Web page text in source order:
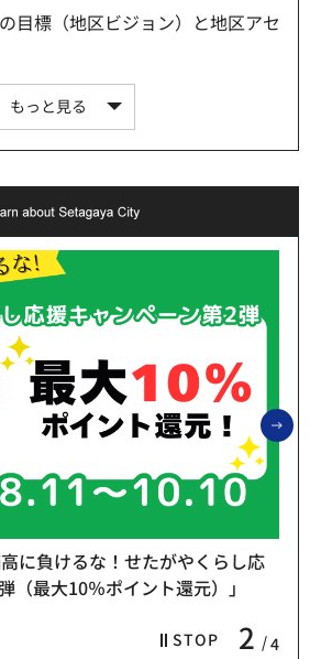
目標（地区ビジョン）と地区アセ
もっと見る
STOP 2 4
に負けるな！せたがやくらし応
（最大10％ポイント還元）」